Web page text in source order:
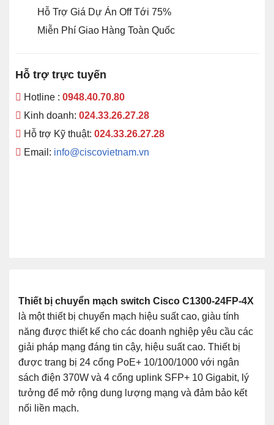
Hỗ Trợ Giá Dự Án Off Tới 75%
Miễn Phí Giao Hàng Toàn Quốc
Hỗ trợ trực tuyến
Hotline : 0948.40.70.80
Kinh doanh: 024.33.26.27.28
Hỗ trợ Kỹ thuật: 024.33.26.27.28
Email: info@ciscovietnam.vn
Thiết bị chuyển mạch switch Cisco C1300-24FP-4X
là một thiết bị chuyển mạch hiệu suất cao, giàu tính
năng được thiết kế cho các doanh nghiệp yêu cầu các
giải pháp mạng đáng tin cậy, hiệu suất cao. Thiết bị
được trang bị 24 cổng PoE+ 10/100/1000 với ngân
sách điện 370W và 4 cổng uplink SFP+ 10 Gigabit, lý
tưởng để mở rộng dung lượng mạng và đảm bảo kết
nối liền mạch.